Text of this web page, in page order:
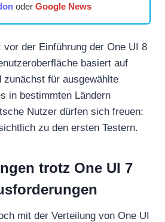
oder Google News
der Einführung der One UI 8
basiert auf
zunächst für ausgewählte
in bestimmten Ländern
Nutzer dürfen sich freuen:
zu den ersten Testern.
trotz One UI 7
mit der Verteilung von One UI